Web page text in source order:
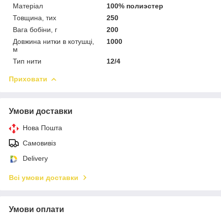
Матеріал
100% полиэстер
Товщина, тих
250
Вага бобіни, г
200
Довжина нитки в котушці,
м
1000
Тип нити 12/4
Приховати
Умови доставки
Нова Пошта
Самовивіз
Delivery
Всі умови доставки
Умови оплати